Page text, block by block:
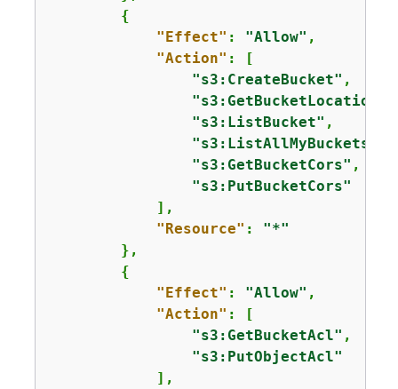
{
"Effect" : "Allow" ,
"Action" : [
"s3:CreateBucket" ,
"s3:GetBucketLocation"
"s3:ListBucket" ,
"s3:ListAllMyBuckets"
"s3:GetBucketCors" ,
"s3:PutBucketCors"
            ],
"Resource" : "*"
        },
{
"Effect" : "Allow" ,
"Action" : [
"s3:GetBucketAcl" ,
"s3:PutObjectAcl"
            ],